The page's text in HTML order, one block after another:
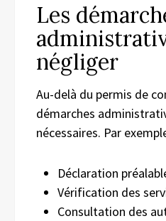
Les
négliger
Au-delà du permis de
démarches
nécessaires. Par
Déclaration
Vérification des
Consultation des